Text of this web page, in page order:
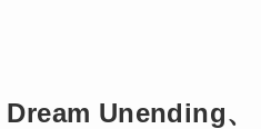
Dream Unending